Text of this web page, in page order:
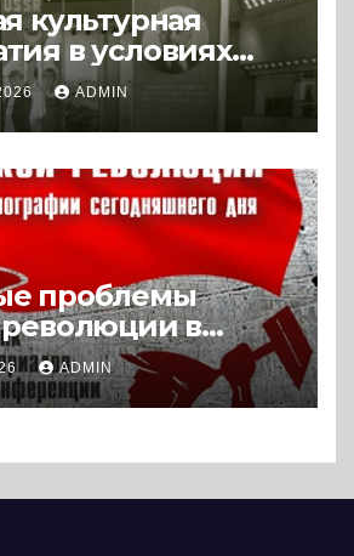
культурная
в условиях
войны. 1945-1989.
ADMIN
проблемы
в
дня (2024) *
ADMIN